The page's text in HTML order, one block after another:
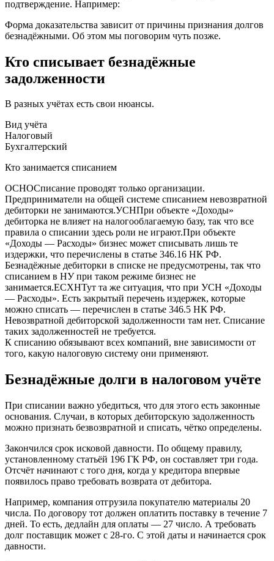
подтверждение. Например:
Форма доказательства зависит от причины признания долгов
безнадёжными. Об этом мы поговорим чуть позже.
Кто списывает безнадёжные
задолженности
В разных учётах есть свои нюансы.
Вид учёта
Налоговый
Бухгалтерский
Кто занимается списанием
ОСНОСписание проводят только организации.
Предприниматели на общей системе списанием невозвратной
дебиторки не занимаются.УСНПри объекте «Доходы»
дебиторка не влияет на налогооблагаемую базу, так что все
правила о списании здесь роли не играют.При объекте
«Доходы — Расходы» бизнес может списывать лишь те
издержки, что перечислены в статье 346.16 НК РФ.
Безнадёжные дебиторки в списке не предусмотрены, так что
списанием в НУ при таком режиме бизнес не
занимается.ЕСХНТут та же ситуация, что при УСН «Доходы
— Расходы». Есть закрытый перечень издержек, которые
можно списать — перечислен в статье 346.5 НК РФ.
Невозвратной дебиторской задолженности там нет. Списание
таких задолженностей не требуется.
К списанию обязывают всех компаний, вне зависимости от
того, какую налоговую систему они применяют.
Безнадёжные долги в налоговом учёте
При списании важно убедиться, что для этого есть законные
основания. Случаи, в которых дебиторскую задолженность
можно признать безвозвратной и списать, чётко определены.
Закончился срок исковой давности. По общему правилу,
установленному статьёй 196 ГК РФ, он составляет три года.
Отсчёт начинают с того дня, когда у кредитора впервые
появилось право требовать возврата от дебитора.
Например, компания отгрузила покупателю материалы 20
числа. По договору тот должен оплатить поставку в течение 7
дней. То есть, дедлайн для оплаты — 27 число. А требовать
долг поставщик может с 28-го. С этой даты и начинается срок
давности.